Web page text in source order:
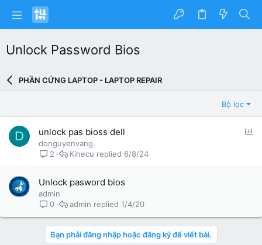
Unlock Password Bios
PHẦN CỨNG LAPTOP - LAPTOP REPAIR
Bộ lọc
D unlock pas bioss dell
donguyenvang
2
6/8/24
Kihecu
Unlock pasword bios
admin
0
1/4/20
admin
Bạn phải đăng nhập hoặc đăng ký để viết bài.